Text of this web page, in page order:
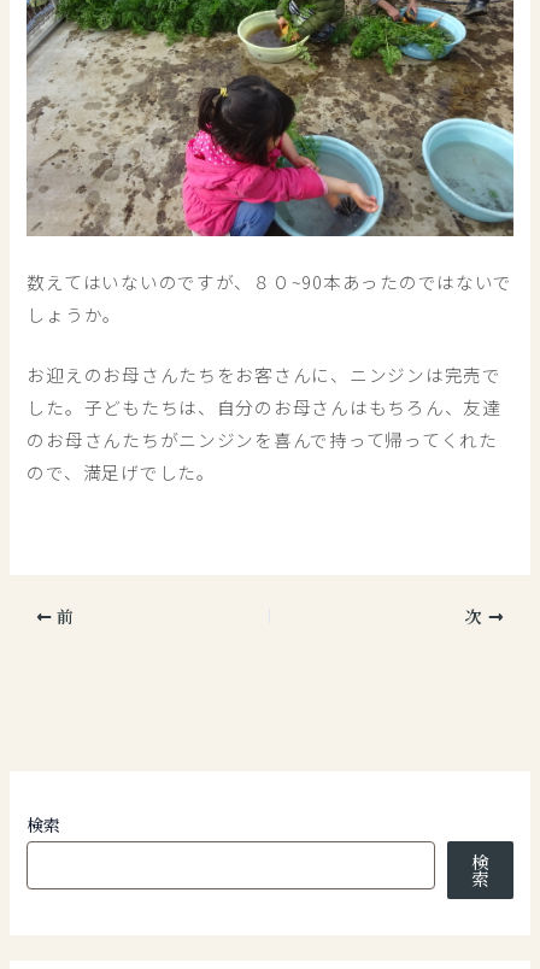
数えてはいないのですが、８０~90本あったのではないで
しょうか。
お迎えのお母さんたちをお客さんに、ニンジンは完売で
した。子どもたちは、自分のお母さんはもちろん、友達
のお母さんたちがニンジンを喜んで持って帰ってくれた
ので、満足げでした。
前 次
検索
検
索